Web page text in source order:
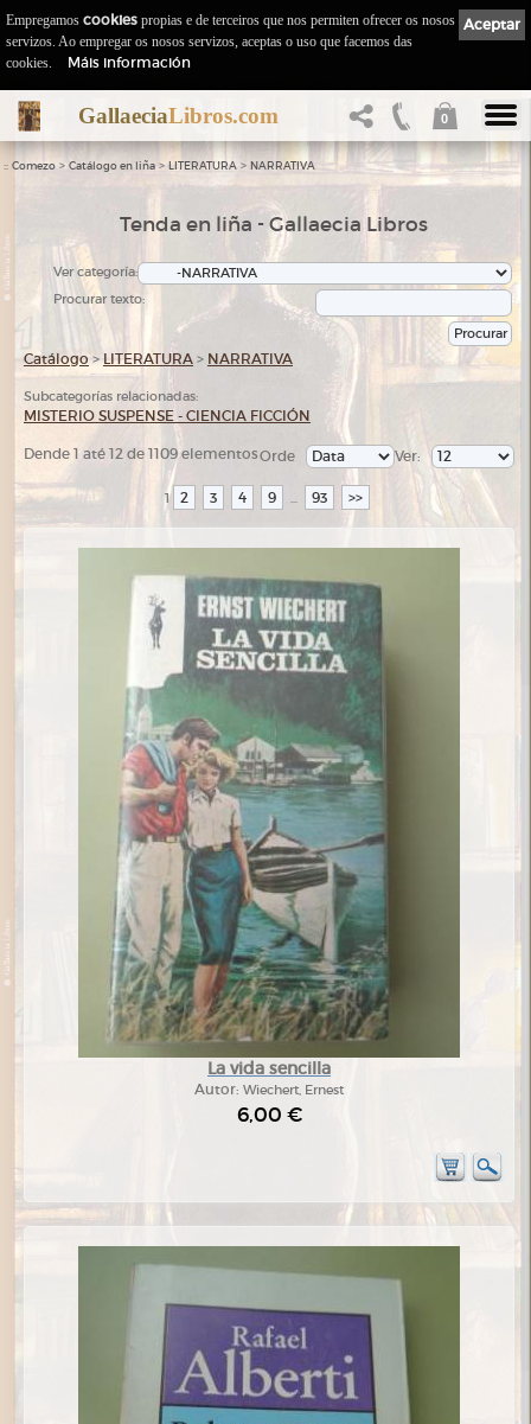
GallaeciaLibros.com 0
:: Comezo > Catálogo en liña > LITERATURA > NARRATIVA
Tenda en liña - Gallaecia Libros
Ver categoría:
Procurar texto:
Catálogo >LITERATURA > NARRATIVA
Subcategorías relacionadas:
MISTERIO SUSPENSE - CIENCIA FICCIÓN
Dende 1 até 12 de 1109 elementos Ver:
Orde
1 2 3 4 9 ... 93 >>
La vida sencilla
Autor: Wiechert, Ernest
6,00 €
Aceptar
Empregamos cookies propias e de terceiros que nos permiten ofrecer os nosos
servizos. Ao empregar os nosos servizos, aceptas o uso que facemos das
cookies.
Máis información